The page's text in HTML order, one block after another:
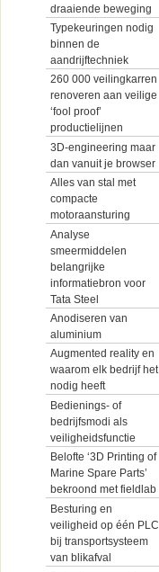
draaiende beweging
Typekeuringen nodig
binnen de
aandrijftechniek
260 000 veilingkarren
renoveren aan veilige
‘fool proof’
productielijnen
3D-engineering maar
dan vanuit je browser
Alles van stal met
compacte
motoraansturing
Analyse
smeermiddelen
belangrijke
informatiebron voor
Tata Steel
Anodiseren van
aluminium
Augmented reality en
waarom elk bedrijf het
nodig heeft
Bedienings- of
bedrijfsmodi als
veiligheidsfunctie
Belofte ‘3D Printing of
Marine Spare Parts’
bekroond met fieldlab
Besturing en
veiligheid op één PLC
bij transportsysteem
van blikafval